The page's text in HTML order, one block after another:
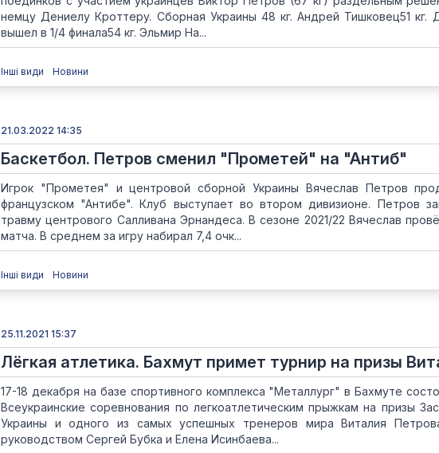
немцу Дениелу Кроттеру. Сборная Украины 48 кг. Андрей Тишковец51 кг.
вышел в 1/4 финала54 кг. Эльмир На...
Інші види Новини
21.03.2022 14:35
Баскетбол. Петров сменил "Прометей" на "Антиб"
Игрок "Прометея" и центровой сборной Украины Вячеслав Петров
французском "Антибе". Клуб выступает во втором дивизионе. Петров
травму центрового Салливана Эрнандеса. В сезоне 2021/22 Вячеслав
матча. В среднем за игру набирал 7,4 очк...
Інші види Новини
25.11.2021 15:37
Лёгкая атлетика. Бахмут примет турнир на призы
17-18 декабря на базе спортивного комплекса "Металлург" в Бахмуте
Всеукраинские соревнования по легкоатлетическим прыжкам на призы
Украины и одного из самых успешных тренеров мира Виталия
руководством Сергей Бубка и Елена Исинбаева...